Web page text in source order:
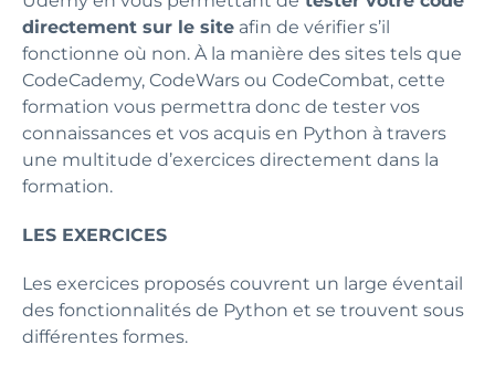
directement sur le site afin de vérifier s’il
fonctionne où non. À la manière des sites tels que
CodeCademy, CodeWars ou CodeCombat, cette
formation vous permettra donc de tester vos
connaissances et vos acquis en Python à travers
une multitude d’exercices directement dans la
formation.
LES EXERCICES
Les exercices proposés couvrent un large éventail
des fonctionnalités de Python et se trouvent sous
différentes formes.